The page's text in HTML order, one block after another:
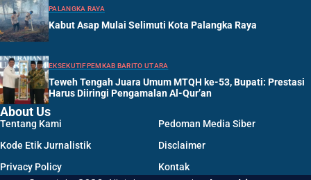
PALANGKA RAYA
Kabut Asap Mulai Selimuti Kota Palangka Raya
EKSEKUTIFPEMKAB BARITO UTARA
Teweh Tengah Juara Umum MTQH ke-53, Bupati: Prestasi
Harus Diiringi Pengamalan Al-Qur’an
About Us
Tentang Kami
Pedoman Media Siber
Kode Etik Jurnalistik
Disclaimer
Privacy Policy
Kontak